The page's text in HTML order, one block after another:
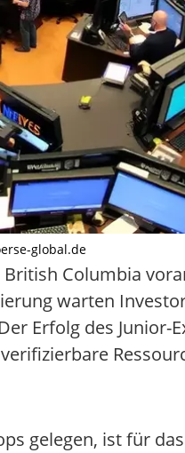
global.de
Columbia
warten
Erfolg des Junior-
gelegen, ist für